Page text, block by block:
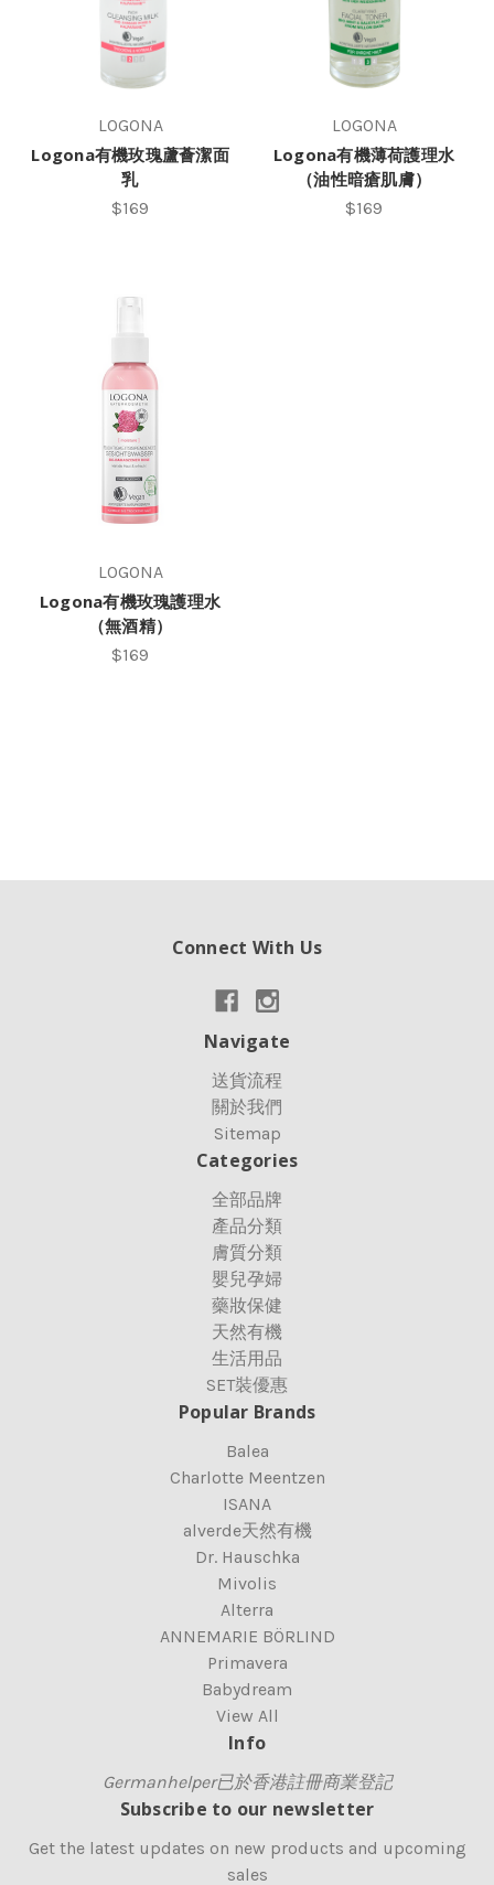
LOGONA
Logona有機玫瑰蘆薈潔面
乳
$169
LOGONA
Logona有機薄荷護理水
（油性暗瘡肌膚）
$169
LOGONA
Logona有機玫瑰護理水
（無酒精）
$169
Connect With Us
Navigate
送貨流程
關於我們
Sitemap
Categories
全部品牌
產品分類
膚質分類
嬰兒孕婦
藥妝保健
天然有機
生活用品
SET裝優惠
Popular Brands
Balea
Charlotte Meentzen
ISANA
alverde天然有機
Dr. Hauschka
Mivolis
Alterra
ANNEMARIE BÖRLIND
Primavera
Babydream
View All
Info
Germanhelper已於香港註冊商業登記
Subscribe to our newsletter
Get the latest updates on new products and upcoming
sales